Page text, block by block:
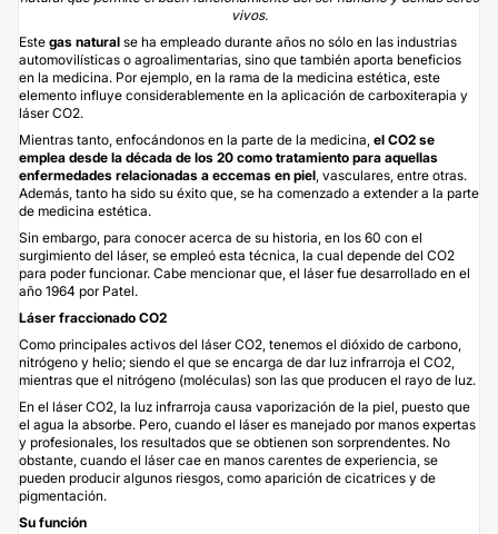
vivos.
Este gas natural se ha empleado durante años no sólo en las industrias
automovilísticas o agroalimentarias, sino que también aporta beneficios
en la medicina. Por ejemplo, en la rama de la medicina estética, este
elemento influye considerablemente en la aplicación de carboxiterapia y
láser CO2.
Mientras tanto, enfocándonos en la parte de la medicina, el CO2 se
emplea desde la década de los 20 como tratamiento para aquellas
enfermedades relacionadas a eccemas en piel , vasculares, entre otras.
Además, tanto ha sido su éxito que, se ha comenzado a extender a la parte
de medicina estética.
Sin embargo, para conocer acerca de su historia, en los 60 con el
surgimiento del láser, se empleó esta técnica, la cual depende del CO2
para poder funcionar. Cabe mencionar que, el láser fue desarrollado en el
año 1964 por Patel.
Láser fraccionado CO2
Como principales activos del láser CO2, tenemos el dióxido de carbono,
nitrógeno y helio; siendo el que se encarga de dar luz infrarroja el CO2,
mientras que el nitrógeno (moléculas) son las que producen el rayo de luz.
En el láser CO2, la luz infrarroja causa vaporización de la piel, puesto que
el agua la absorbe. Pero, cuando el láser es manejado por manos expertas
y profesionales, los resultados que se obtienen son sorprendentes. No
obstante, cuando el láser cae en manos carentes de experiencia, se
pueden producir algunos riesgos, como aparición de cicatrices y de
pigmentación.
Su función